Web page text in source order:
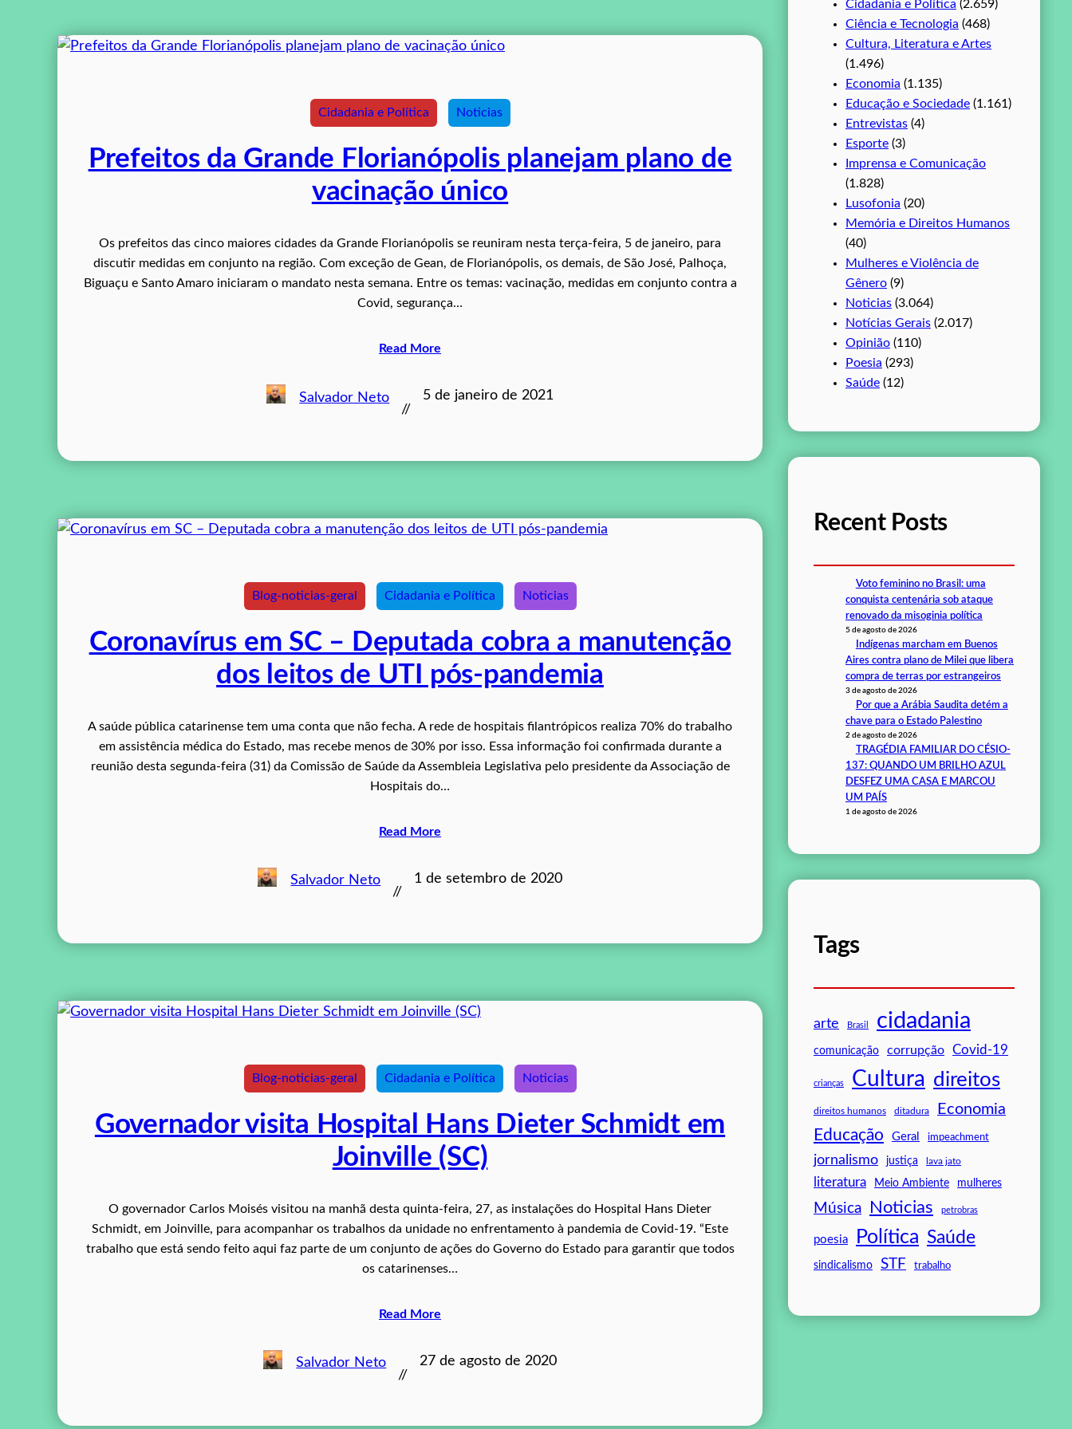
Cidadania e Política Noticias
Prefeitos da Grande Florianópolis planejam plano de
vacinação único
Os prefeitos das cinco maiores cidades da Grande Florianópolis se reuniram nesta terça-feira, 5 de janeiro, para
discutir medidas em conjunto na região. Com exceção de Gean, de Florianópolis, os demais, de São José, Palhoça,
Biguaçu e Santo Amaro iniciaram o mandato nesta semana. Entre os temas: vacinação, medidas em conjunto contra a
Covid, segurança…
Read More
Salvador Neto
//
5 de janeiro de 2021
Blog-noticias-geral Cidadania e Política Noticias
Coronavírus em SC – Deputada cobra a manutenção
dos leitos de UTI pós-pandemia
A saúde pública catarinense tem uma conta que não fecha. A rede de hospitais filantrópicos realiza 70% do trabalho
em assistência médica do Estado, mas recebe menos de 30% por isso. Essa informação foi confirmada durante a
reunião desta segunda-feira (31) da Comissão de Saúde da Assembleia Legislativa pelo presidente da Associação de
Hospitais do…
Read More
Salvador Neto
//
1 de setembro de 2020
Blog-noticias-geral Cidadania e Política Noticias
Governador visita Hospital Hans Dieter Schmidt em
Joinville (SC)
O governador Carlos Moisés visitou na manhã desta quinta-feira, 27, as instalações do Hospital Hans Dieter
Schmidt, em Joinville, para acompanhar os trabalhos da unidade no enfrentamento à pandemia de Covid-19. “Este
trabalho que está sendo feito aqui faz parte de um conjunto de ações do Governo do Estado para garantir que todos
os catarinenses…
Read More
Salvador Neto
//
27 de agosto de 2020
Cidadania e Política (2.659)
Ciência e Tecnologia (468)
Cultura, Literatura e Artes
(1.496)
Economia (1.135)
Educação e Sociedade (1.161)
Entrevistas (4)
Esporte (3)
Imprensa e Comunicação
(1.828)
Lusofonia (20)
Memória e Direitos Humanos
(40)
Mulheres e Violência de
Gênero (9)
Noticias (3.064)
Notícias Gerais (2.017)
Opinião (110)
Poesia (293)
Saúde (12)
Recent Posts
Voto feminino no Brasil: uma
conquista centenária sob ataque
renovado da misoginia política
5 de agosto de 2026
Indígenas marcham em Buenos
Aires contra plano de Milei que libera
compra de terras por estrangeiros
3 de agosto de 2026
Por que a Arábia Saudita detém a
chave para o Estado Palestino
2 de agosto de 2026
TRAGÉDIA FAMILIAR DO CÉSIO-
137: QUANDO UM BRILHO AZUL
DESFEZ UMA CASA E MARCOU
UM PAÍS
1 de agosto de 2026
Tags
arte Brasil cidadania
comunicação corrupção Covid-19
crianças Cultura direitos
direitos humanos ditadura Economia
Educação Geral impeachment
jornalismo justiça lava jato
literatura Meio Ambiente mulheres
Música Noticias petrobras
poesia Política Saúde
sindicalismo STF trabalho